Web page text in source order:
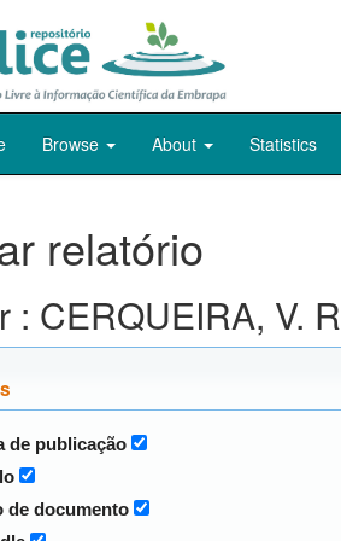
Browse About Statistics
relatório
: CERQUEIRA, V.
de publicação
de documento